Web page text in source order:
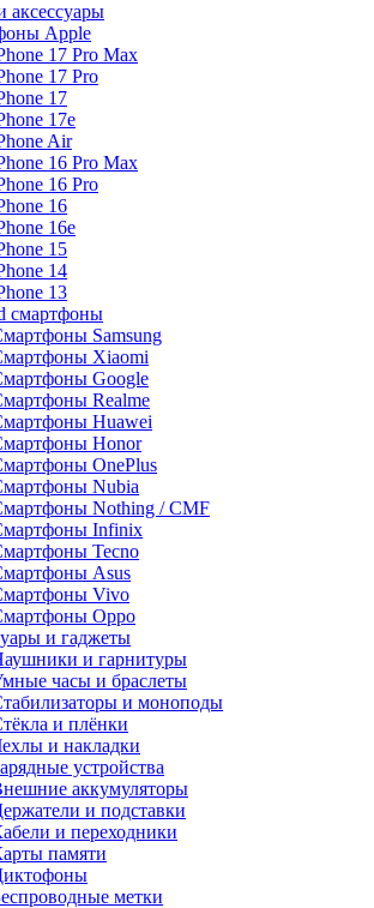
Apple
17 Pro Max
17 Pro
17
17e
Air
16 Pro Max
16 Pro
16
16e
15
14
13
cмартфоны
Samsung
Xiaomi
Google
Realme
Huawei
Honor
OnePlus
Nubia
Nothing / CMF
Infinix
Tecno
Asus
Vivo
Oppo
и гаджеты
и гарнитуры
часы и браслеты
и моноподы
и плёнки
и накладки
устройства
аккумуляторы
и подставки
и переходники
памяти
метки